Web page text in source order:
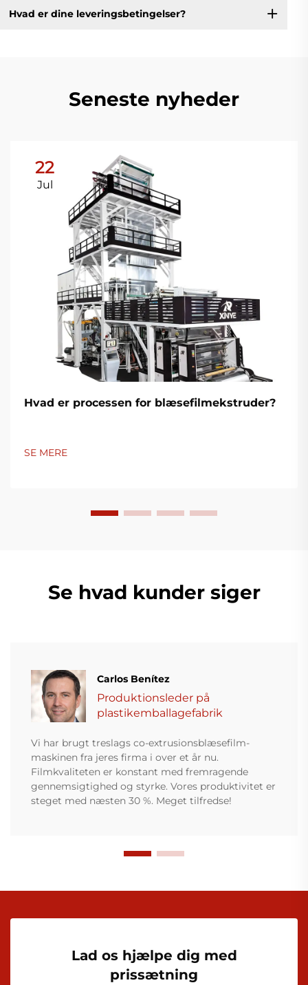
Hvad er dine leveringsbetingelser?
Seneste nyheder
22
Jul
Hvad er processen for blæsefilmekstruder?
SE MERE
Se hvad kunder siger
Carlos Benítez
Produktionsleder på
plastikemballagefabrik
Vi har brugt treslags co-extrusionsblæsefilm-
maskinen fra jeres firma i over et år nu.
Filmkvaliteten er konstant med fremragende
gennemsigtighed og styrke. Vores produktivitet er
steget med næsten 30 %. Meget tilfredse!
Lad os hjælpe dig med
prissætning